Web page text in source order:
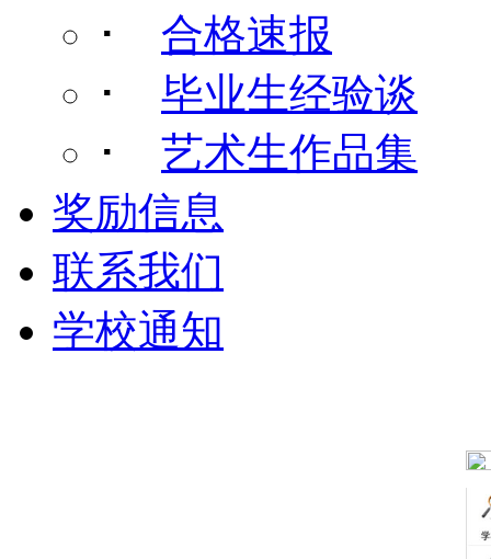
･ 合格速报
･ 毕业生经验谈
･ 艺术生作品集
奖励信息
联系我们
学校通知